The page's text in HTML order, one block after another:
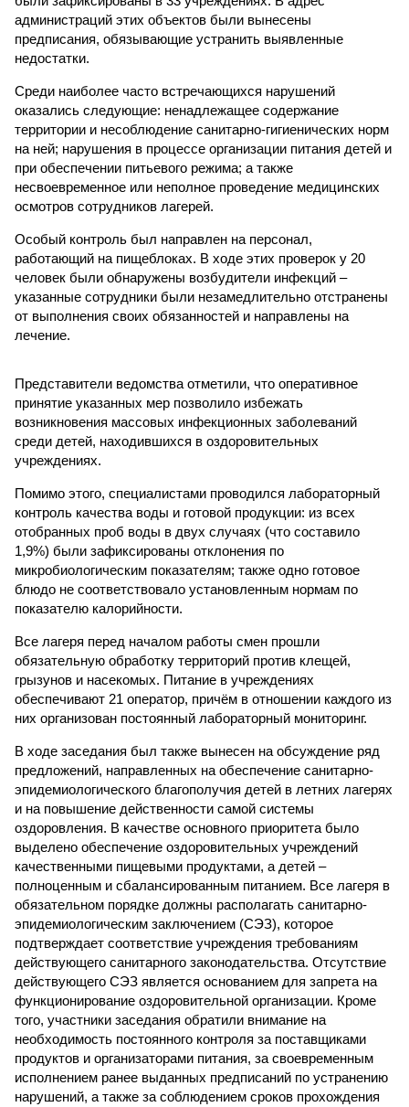
администраций этих объектов были вынесены
предписания, обязывающие устранить выявленные
недостатки.
Среди наиболее часто встречающихся нарушений
оказались следующие: ненадлежащее содержание
территории и несоблюдение санитарно-гигиенических норм
на ней; нарушения в процессе организации питания детей и
при обеспечении питьевого режима; а также
несвоевременное или неполное проведение медицинских
осмотров сотрудников лагерей.
Особый контроль был направлен на персонал,
работающий на пищеблоках. В ходе этих проверок у 20
человек были обнаружены возбудители инфекций –
указанные сотрудники были незамедлительно отстранены
от выполнения своих обязанностей и направлены на
лечение.
Представители ведомства отметили, что оперативное
принятие указанных мер позволило избежать
возникновения массовых инфекционных заболеваний
среди детей, находившихся в оздоровительных
учреждениях.
Помимо этого, специалистами проводился лабораторный
контроль качества воды и готовой продукции: из всех
отобранных проб воды в двух случаях (что составило
1,9%) были зафиксированы отклонения по
микробиологическим показателям; также одно готовое
блюдо не соответствовало установленным нормам по
показателю калорийности.
Все лагеря перед началом работы смен прошли
обязательную обработку территорий против клещей,
грызунов и насекомых. Питание в учреждениях
обеспечивают 21 оператор, причём в отношении каждого из
них организован постоянный лабораторный мониторинг.
В ходе заседания был также вынесен на обсуждение ряд
предложений, направленных на обеспечение санитарно-
эпидемиологического благополучия детей в летних лагерях
и на повышение действенности самой системы
оздоровления. В качестве основного приоритета было
выделено обеспечение оздоровительных учреждений
качественными пищевыми продуктами, а детей –
полноценным и сбалансированным питанием. Все лагеря в
обязательном порядке должны располагать санитарно-
эпидемиологическим заключением (СЭЗ), которое
подтверждает соответствие учреждения требованиям
действующего санитарного законодательства. Отсутствие
действующего СЭЗ является основанием для запрета на
функционирование оздоровительной организации. Кроме
того, участники заседания обратили внимание на
необходимость постоянного контроля за поставщиками
продуктов и организаторами питания, за своевременным
исполнением ранее выданных предписаний по устранению
нарушений, а также за соблюдением сроков прохождения